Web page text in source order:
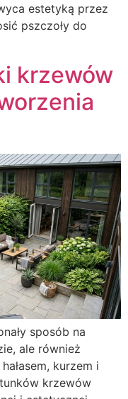
estetyką przez
pszczoły do
krzewów
sposób na
ale również
kurzem i
krzewów